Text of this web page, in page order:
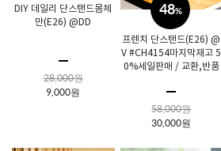
DIY 데일리 단스탠드몸체
만(E26) @DD
28,000원
9,000원
48%
프렌치 단스탠드(E26) @
V #CH4154마지막재고 5
0%세일판매 / 교환,반품
58,000원
30,000원